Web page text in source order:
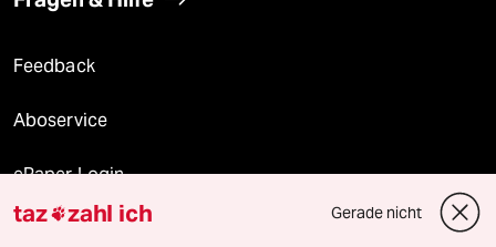
Feedback
Aboservice
ePaper Login
Downloads für Abonnierende
taz zahl ich Gerade nicht